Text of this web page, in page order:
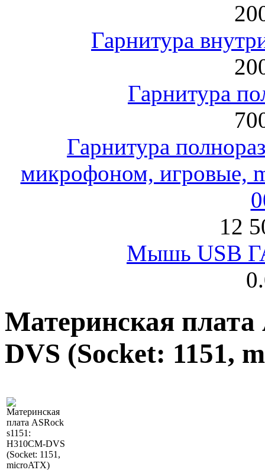
Гарнитура
Гарнитура
Гарнитура
микрофоном, игровые,
12
Мышь USB
Материнская плата
DVS (Socket: 1151,